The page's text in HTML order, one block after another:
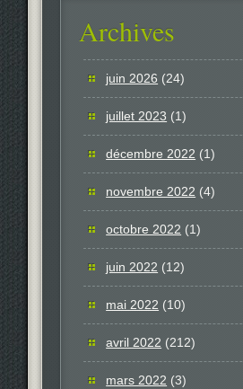
Archives
juin 2026 (24)
juillet 2023 (1)
décembre 2022 (1)
novembre 2022 (4)
octobre 2022 (1)
juin 2022 (12)
mai 2022 (10)
avril 2022 (212)
mars 2022 (3)